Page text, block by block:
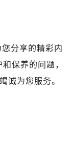
您分享的精彩内
保养的问题，
诚为您服务。